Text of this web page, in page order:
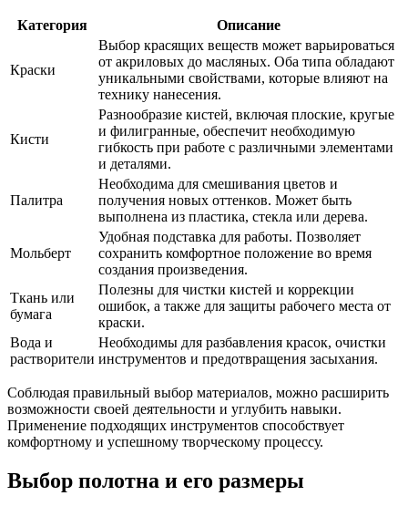
Категория Описание
Краски
Выбор красящих веществ может варьироваться
от акриловых до масляных. Оба типа обладают
уникальными свойствами, которые влияют на
технику нанесения.
Кисти
Разнообразие кистей, включая плоские, кругые
и филигранные, обеспечит необходимую
гибкость при работе с различными элементами
и деталями.
Палитра
Необходима для смешивания цветов и
получения новых оттенков. Может быть
выполнена из пластика, стекла или дерева.
Мольберт
Удобная подставка для работы. Позволяет
сохранить комфортное положение во время
создания произведения.
Ткань или
бумага
Полезны для чистки кистей и коррекции
ошибок, а также для защиты рабочего места от
краски.
Вода и
растворители
Необходимы для разбавления красок, очистки
инструментов и предотвращения засыхания.
Соблюдая правильный выбор материалов, можно расширить
возможности своей деятельности и углубить навыки.
Применение подходящих инструментов способствует
комфортному и успешному творческому процессу.
Выбор полотна и его размеры